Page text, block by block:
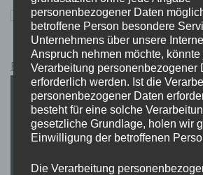
Pokémon Schwert und Schild
personenbezogener Daten
betroffene Person besondere
Unternehmens über unsere
Anspruch nehmen möchte,
Verarbeitung personenbezogener
erforderlich werden. Ist die
personenbezogener Daten
besteht für eine solche
gesetzliche Grundlage, holen wir
Einwilligung der betroffenen
Die Verarbeitung